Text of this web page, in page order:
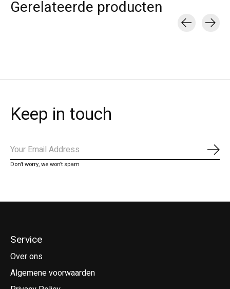
Gerelateerde producten
Keep in touch
Don’t worry, we won’t spam
Service
Over ons
Algemene voorwaarden